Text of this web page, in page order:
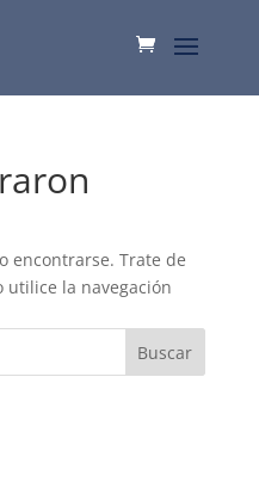
encontrarse. Trate de
utilice la navegación